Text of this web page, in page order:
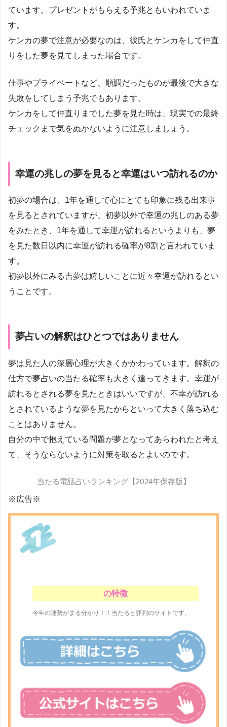
ています。プレゼントがもらえる予兆ともいわれていま
す。
ケンカの夢で注意が必要なのは、彼氏とケンカをして仲直
りをした夢を見てしまった場合です。
仕事やプライベートなど、順調だったものが最後で大きな
失敗をしてしまう予兆でもあります。
ケンカをして仲直りまでした夢を見た時は、現実での最終
チェックまで気をぬかないように注意しましょう。
幸運の兆しの夢を見ると幸運はいつ訪れるのか
初夢の場合は、1年を通して心にとても印象に残る出来事
を見るとされていますが、初夢以外で幸運の兆しのある夢
をみたとき、1年を通して幸運が訪れるというよりも、夢
を見た数日以内に幸運が訪れる確率が8割と言われていま
す。
初夢以外にみる吉夢は嬉しいことに近々幸運が訪れるとい
うことです。
夢占いの解釈はひとつではありません
夢は見た人の深層心理が大きくかかわっています。解釈の
仕方で夢占いの当たる確率も大きく違ってきます。幸運が
訪れるとされる夢を見たときはいいですが、不幸が訪れる
とされているような夢を見たからといって大きく落ち込む
ことはありません。
自分の中で抱えている問題が夢となってあらわれたと考え
て、そうならないように対策を取るとよいのです。
当たる電話占いランキング【2024年保存版】
※広告※
の特徴
今年の運勢がまる分かり！！当たると評判のサイトです。